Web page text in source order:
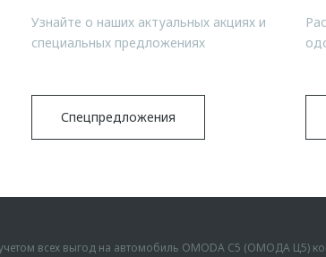
Узнайте о наших актуальных акциях и
специальных предложениях
Спецпредложения
всех выгод на автомобиль OMODA C5 (ОМОДА Ц5)